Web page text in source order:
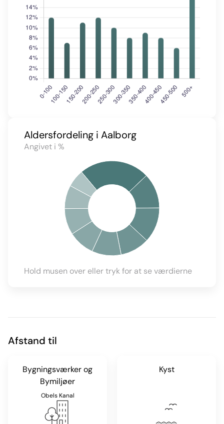
Aldersfordeling i Aalborg
Angivet i %
Hold musen over eller tryk for at se værdierne
Afstand til
Bygningsværker og
Bymiljøer
Obels Kanal
Kyst